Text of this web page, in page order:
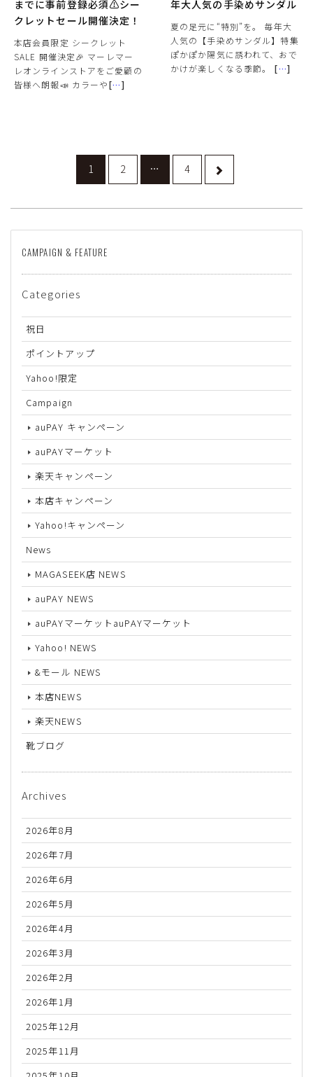
までに事前登録必須⚠️シー
クレットセール開催決定！
本店会員限定 シークレット
SALE 開催決定🎉 マーレマー
レオンラインストアをご愛顧の
皆様へ朗報📣 カラーや[…]
年大人気の手染めサンダル
夏の足元に“特別”を。 毎年大
人気の【手染めサンダル】特集
ぽかぽか陽気に誘われて、おで
かけが楽しくなる季節。 […]
1 2 … 4
CAMPAIGN & FEATURE
Categories
祝日
ポイントアップ
Yahoo!限定
Campaign
auPAY キャンペーン
auPAYマーケット
楽天キャンペーン
本店キャンペーン
Yahoo!キャンペーン
News
MAGASEEK店 NEWS
auPAY NEWS
auPAYマーケットauPAYマーケット
Yahoo! NEWS
&モール NEWS
本店NEWS
楽天NEWS
靴ブログ
Archives
2026年8月
2026年7月
2026年6月
2026年5月
2026年4月
2026年3月
2026年2月
2026年1月
2025年12月
2025年11月